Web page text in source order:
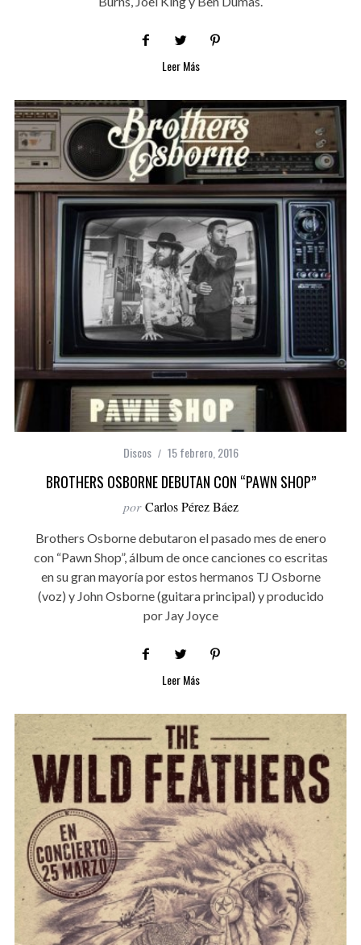
Leer Más
Discos 15 febrero, 2016
BROTHERS OSBORNE DEBUTAN CON “PAWN SHOP”
por Carlos Pérez Báez
Brothers Osborne debutaron el pasado mes de enero
con “Pawn Shop”, álbum de once canciones co escritas
en su gran mayoría por estos hermanos TJ Osborne
(voz) y John Osborne (guitara principal) y producido
por Jay Joyce
Leer Más